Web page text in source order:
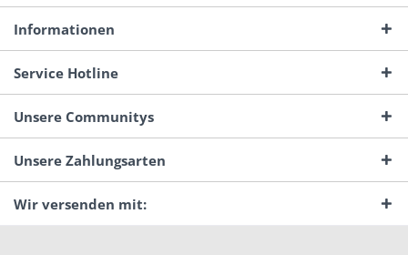
Informationen
Service Hotline
Unsere Communitys
Unsere Zahlungsarten
Wir versenden mit: